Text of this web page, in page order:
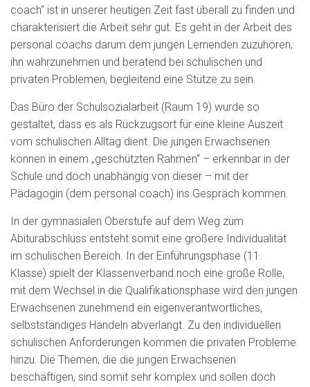
coach“ ist in unserer heutigen Zeit fast überall zu finden und
charakterisiert die Arbeit sehr gut. Es geht in der Arbeit des
personal coachs darum dem jungen Lernenden zuzuhören,
ihn wahrzunehmen und beratend bei schulischen und
privaten Problemen, begleitend eine Stütze zu sein.
Das Büro der Schulsozialarbeit (Raum 19) wurde so
gestaltet, dass es als Rückzugsort für eine kleine Auszeit
vom schulischen Alltag dient. Die jungen Erwachsenen
können in einem „geschützten Rahmen“ – erkennbar in der
Schule und doch unabhängig von dieser – mit der
Pädagogin (dem personal coach) ins Gespräch kommen.
In der gymnasialen Oberstufe auf dem Weg zum
Abiturabschluss entsteht somit eine größere Individualität
im schulischen Bereich. In der Einführungsphase (11.
Klasse) spielt der Klassenverband noch eine große Rolle,
mit dem Wechsel in die Qualifikationsphase wird den jungen
Erwachsenen zunehmend ein eigenverantwortliches,
selbstständiges Handeln abverlangt. Zu den individuellen
schulischen Anforderungen kommen die privaten Probleme
hinzu. Die Themen, die die jungen Erwachsenen
beschäftigen, sind somit sehr komplex und sollen doch